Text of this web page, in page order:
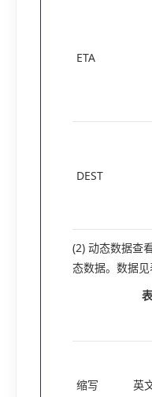
ETA
DEST
(2) 动态数据查
态数据。数据见
缩写 英